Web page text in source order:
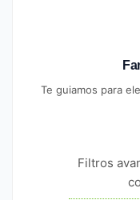
Te guiamos para
Filtros